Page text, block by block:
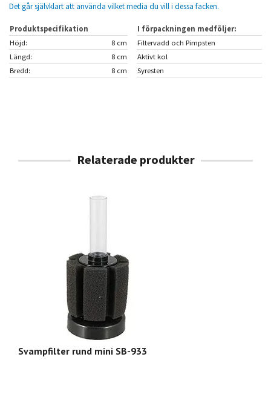
Det går självklart att använda vilket media du vill i dessa facken.
Produktspecifikation
I förpackningen medföljer:
Höjd:
8 cm
Filtervadd och Pimpsten
Längd:
8 cm
Aktivt kol
Bredd:
8 cm Syresten
Svampfilter rund mini SB-933